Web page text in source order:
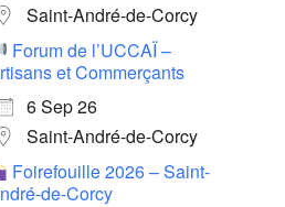
Saint-André-de-Corcy
Forum de l’UCCAÏ –
et Commerçants
6 Sep 26
Saint-André-de-Corcy
Foirefouille 2026 – Saint-
de-Corcy